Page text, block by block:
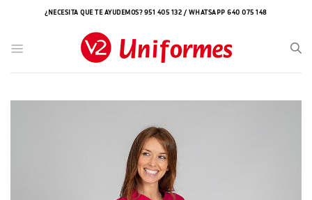
¿NECESITA QUE TE AYUDEMOS? 951 405 132 / WHATSAPP 640 075 148